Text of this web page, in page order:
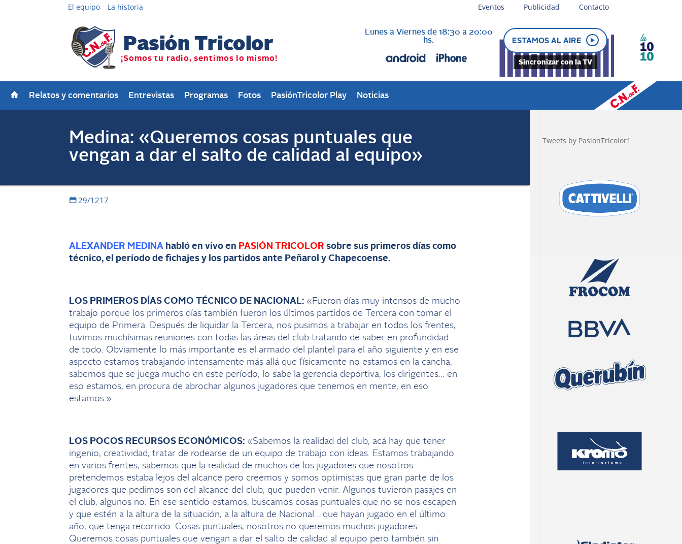
El equipo La historia Eventos Publicidad Contacto
Lunes a Viernes de 18:30 a 20:00
hs.
AL AIRE cada vez que juega
Nacional
ESTAMOS AL AIRE
Sincronizar con la TV
Relatos y comentarios Entrevistas Programas Fotos PasiónTricolor Play Noticias
Medina: «Queremos cosas puntuales que
vengan a dar el salto de calidad al equipo»
29/1217
ALEXANDER MEDINAhabló en vivo en PASIÓN TRICOLOR sobre sus primeros días como
técnico, el período de fichajes y los partidos ante Peñarol y Chapecoense.
LOS PRIMEROS DÍAS COMO TÉCNICO DE NACIONAL:«Fueron días muy intensos de mucho
trabajo porque los primeros días también fueron los últimos partidos de Tercera con tomar el
equipo de Primera. Después de liquidar la Tercera, nos pusimos a trabajar en todos los frentes,
tuvimos muchísimas reuniones con todas las áreas del club tratando de saber en profundidad
de todo. Obviamente lo más importante es el armado del plantel para el año siguiente y en ese
aspecto estamos trabajando intensamente más allá que físicamente no estamos en la cancha,
sabemos que se juega mucho en este período, lo sabe la gerencia deportiva, los dirigentes… en
eso estamos, en procura de abrochar algunos jugadores que tenemos en mente, en eso
estamos.»
LOS POCOS RECURSOS ECONÓMICOS:«Sabemos la realidad del club, acá hay que tener
ingenio, creatividad, tratar de rodearse de un equipo de trabajo con ideas. Estamos trabajando
en varios frentes, sabemos que la realidad de muchos de los jugadores que nosotros
pretendemos estaba lejos del alcance pero creemos y somos optimistas que gran parte de los
jugadores que pedimos son del alcance del club, que pueden venir. Algunos tuvieron pasajes en
el club, algunos no. En ese sentido estamos, buscamos cosas puntuales que no se nos escapen
y que estén a la altura de la situación, a la altura de Nacional… que hayan jugado en el último
año, que tenga recorrido. Cosas puntuales, nosotros no queremos muchos jugadores.
Queremos cosas puntuales que vengan a dar el salto de calidad al equipo pero también sin
Tweets by PasionTricolor1